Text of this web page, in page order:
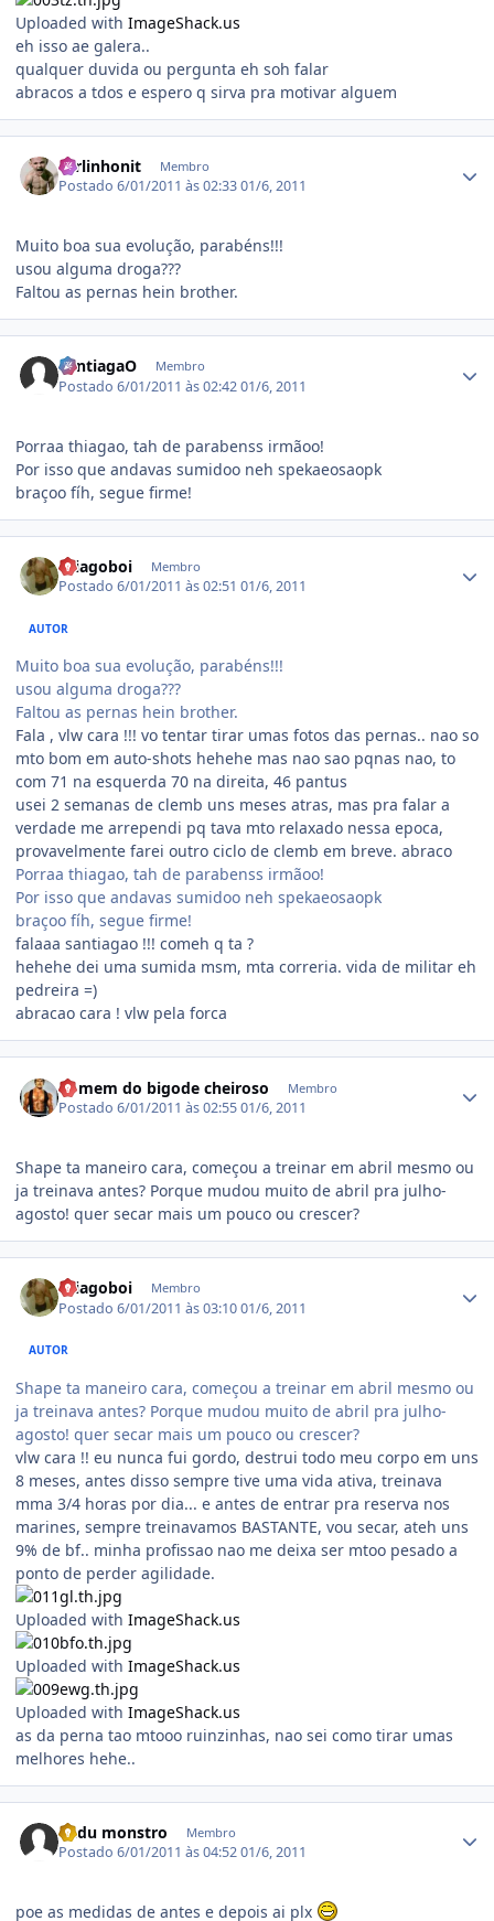
Uploaded with ImageShack.us
eh isso ae galera..
qualquer duvida ou pergunta eh soh falar
abracos a tdos e espero q sirva pra motivar alguem
carlinhonit Membro
Postado6/01/2011 às 02:3301/6, 2011
Muito boa sua evolução, parabéns!!!
usou alguma droga???
Faltou as pernas hein brother.
SantiagaO Membro
Postado6/01/2011 às 02:4201/6, 2011
Porraa thiagao, tah de parabenss irmãoo!
Por isso que andavas sumidoo neh spekaeosaopk
braçoo fíh, segue firme!
thiagoboi Membro
Postado6/01/2011 às 02:5101/6, 2011
AUTOR
Muito boa sua evolução, parabéns!!!
usou alguma droga???
Faltou as pernas hein brother.
Fala , vlw cara !!! vo tentar tirar umas fotos das pernas.. nao so
mto bom em auto-shots hehehe mas nao sao pqnas nao, to
com 71 na esquerda 70 na direita, 46 pantus
usei 2 semanas de clemb uns meses atras, mas pra falar a
verdade me arrependi pq tava mto relaxado nessa epoca,
provavelmente farei outro ciclo de clemb em breve. abraco
Porraa thiagao, tah de parabenss irmãoo!
Por isso que andavas sumidoo neh spekaeosaopk
braçoo fíh, segue firme!
falaaa santiagao !!! comeh q ta ?
hehehe dei uma sumida msm, mta correria. vida de militar eh
pedreira =)
abracao cara ! vlw pela forca
homem do bigode cheiroso Membro
Postado6/01/2011 às 02:5501/6, 2011
Shape ta maneiro cara, começou a treinar em abril mesmo ou
ja treinava antes? Porque mudou muito de abril pra julho-
agosto! quer secar mais um pouco ou crescer?
thiagoboi Membro
Postado6/01/2011 às 03:1001/6, 2011
AUTOR
Shape ta maneiro cara, começou a treinar em abril mesmo ou
ja treinava antes? Porque mudou muito de abril pra julho-
agosto! quer secar mais um pouco ou crescer?
vlw cara !! eu nunca fui gordo, destrui todo meu corpo em uns
8 meses, antes disso sempre tive uma vida ativa, treinava
mma 3/4 horas por dia... e antes de entrar pra reserva nos
marines, sempre treinavamos BASTANTE, vou secar, ateh uns
9% de bf.. minha profissao nao me deixa ser mtoo pesado a
ponto de perder agilidade.
Uploaded with ImageShack.us
Uploaded with ImageShack.us
Uploaded with ImageShack.us
as da perna tao mtooo ruinzinhas, nao sei como tirar umas
melhores hehe..
Cadu monstro Membro
Postado6/01/2011 às 04:5201/6, 2011
poe as medidas de antes e depois ai plx